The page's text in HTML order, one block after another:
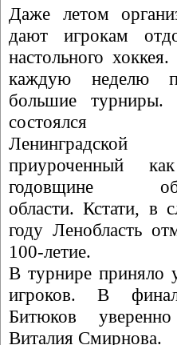
Даже летом
дают игрокам
настольного
каждую неделю
большие турниры.
состоялся
Ленинградской
приуроченный
годовщине
области. Кстати, в
году Ленобласть
100-летие.
В турнире приняло
игроков. В
Битюков
Виталия Смирнова.